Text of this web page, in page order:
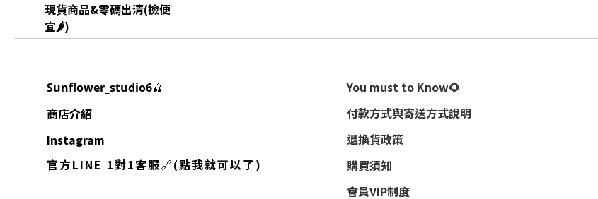
現貨商品&零碼出清(撿便
宜🌶️)
Sunflower_studio6🍒
商店介紹
Instagram
官方LINE 1對1客服🔗(點我就可以了)
You must to Know🌻
付款方式與寄送方式說明
退換貨政策
購買須知
會員VIP制度